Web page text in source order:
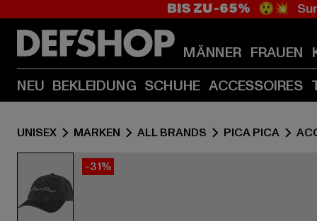
BIS ZU -65% 😲💥
MÄNNER FRAUEN
NEU BEKLEIDUNG SCHUHE ACCESSOIRES
UNISEX MARKEN ALL BRANDS PICA PICA
-31%